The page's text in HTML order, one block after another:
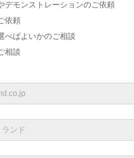
デモンストレーションのご依頼
依頼
べばよいかのご相談
相談